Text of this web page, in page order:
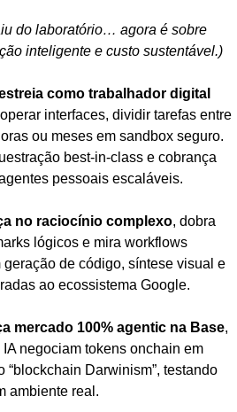
do laboratório… agora é sobre
inteligente e custo sustentável.)
como trabalhador digital
interfaces, dividir tarefas entre
ou meses em sandbox seguro.
best-in-class e cobrança
pessoais escaláveis.
no raciocínio complexo, dobra
lógicos e mira workflows
de código, síntese visual e
ao ecossistema Google.
mercado 100% agentic na Base,
negociam tokens onchain em
Darwinism”, testando
ambiente real.